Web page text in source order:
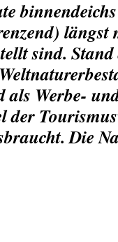
längst
sind.
als Werbe-
der
Die